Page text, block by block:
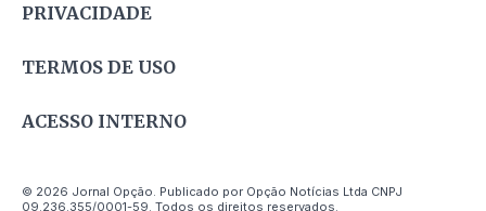
PRIVACIDADE
TERMOS DE USO
ACESSO INTERNO
© 2026 Jornal Opção. Publicado por Opção Notícias Ltda CNPJ
09.236.355/0001-59. Todos os direitos reservados.